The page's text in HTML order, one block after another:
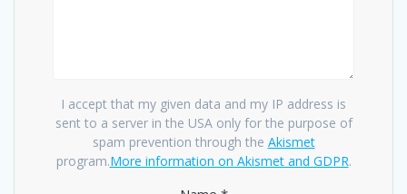
I accept that my given data and my IP address is
sent to a server in the USA only for the purpose of
spam prevention through the Akismet
program.More information on Akismet and GDPR.